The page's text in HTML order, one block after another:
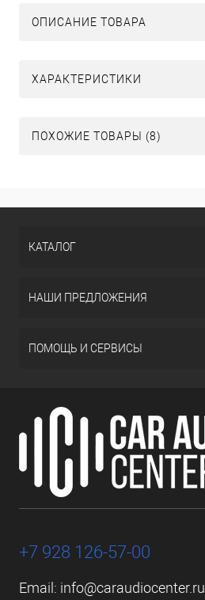
ОПИСАНИЕ ТОВАРА
ХАРАКТЕРИСТИКИ
ПОХОЖИЕ ТОВАРЫ (8)
КАТАЛОГ
НАШИ ПРЕДЛОЖЕНИЯ
ПОМОЩЬ И СЕРВИСЫ
+7 928 126-57-00
Email: info@caraudiocenter.ru